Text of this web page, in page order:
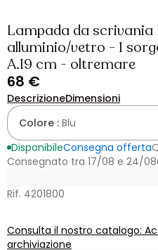
Lampada da scrivania
alluminio/vetro - 1
A.19 cm - oltremare
68 €
DescrizioneDimensioni
Colore : Blu
DisponibileConsegna offerta
Consegnato tra 17/08 e 24/08
Rif. 4201800
Consulta il nostro catalogo:
archiviazione